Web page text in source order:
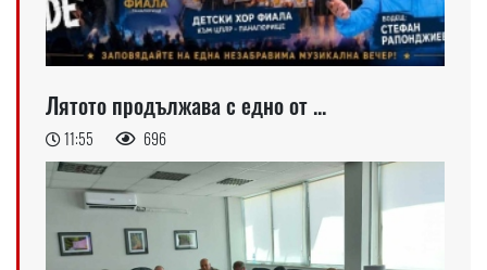
Лятото продължава с едно от ...
11:55 696